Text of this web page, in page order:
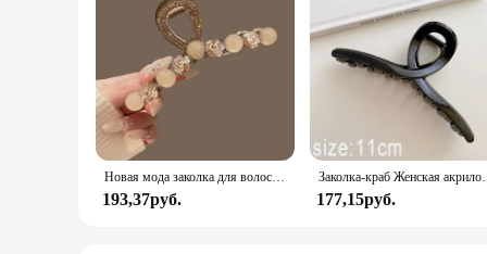
Новая мода заколка для волос с жемчугом и камелией для девочек, элегантная заколка для хвоста, заколка в виде акулы, милые аксессуары для волос с большим крабовым когтем, головные уборы
193,37руб.
Заколка-краб
177,15руб.